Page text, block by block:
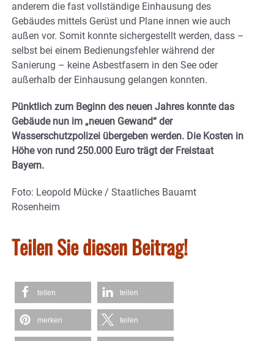
anderem die fast vollständige Einhausung des
Gebäudes mittels Gerüst und Plane innen wie auch
außen vor. Somit konnte sichergestellt werden, dass –
selbst bei einem Bedienungsfehler während der
Sanierung – keine Asbestfasern in den See oder
außerhalb der Einhausung gelangen konnten.
Pünktlich zum Beginn des neuen Jahres konnte das
Gebäude nun im „neuen Gewand“ der
Wasserschutzpolizei übergeben werden. Die Kosten in
Höhe von rund 250.000 Euro trägt der Freistaat
Bayern.
Foto: Leopold Mücke / Staatliches Bauamt
Rosenheim
Teilen Sie diesen Beitrag!
teilen teilen
merken teilen